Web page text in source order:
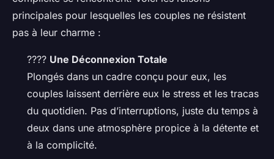
principales pour lesquelles les couples ne résistent
pas à leur charme :
???? Une Déconnexion Totale
Plongés dans un cadre conçu pour eux, les
couples laissent derrière eux le stress et les tracas
du quotidien. Pas d’interruptions, juste du temps à
deux dans une atmosphère propice à la détente et
à la complicité.